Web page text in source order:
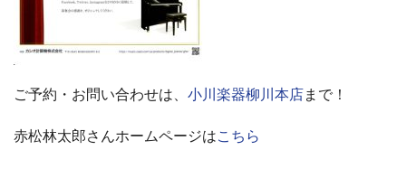
ご予約・お問い合わせは、 小川楽器柳川本店まで！
赤松林太郎さんホームページはこちら